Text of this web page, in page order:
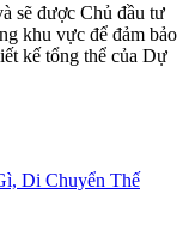
sẽ được Chủ đầu tư
khu vực để đảm bảo
kế tổng thể của Dự
Di Chuyển Thế